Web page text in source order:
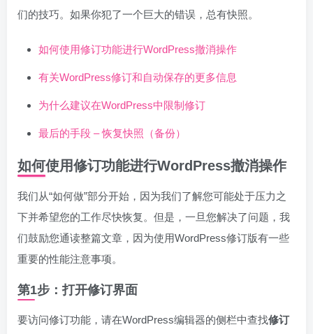
们的技巧。如果你犯了一个巨大的错误，总有快照。
如何使用修订功能进行WordPress撤消操作
有关WordPress修订和自动保存的更多信息
为什么建议在WordPress中限制修订
最后的手段 – 恢复快照（备份）
如何使用修订功能进行WordPress撤消操作
我们从“如何做”部分开始，因为我们了解您可能处于压力之
下并希望您的工作尽快恢复。但是，一旦您解决了问题，我
们鼓励您通读整篇文章，因为使用WordPress修订版有一些
重要的性能注意事项。
第1步：打开修订界面
要访问修订功能，请在WordPress编辑器的侧栏中查找修订